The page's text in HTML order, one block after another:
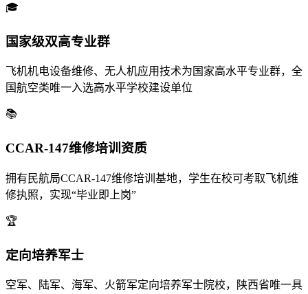
🎓
国家级双高专业群
飞机机电设备维修、无人机应用技术为国家高水平专业群，全
国航空类唯一入选高水平学校建设单位
📚
CCAR-147维修培训资质
拥有民航局CCAR-147维修培训基地，学生在校可考取飞机维
修执照，实现“毕业即上岗”
🏆
定向培养军士
空军、陆军、海军、火箭军定向培养军士院校，陕西省唯一具